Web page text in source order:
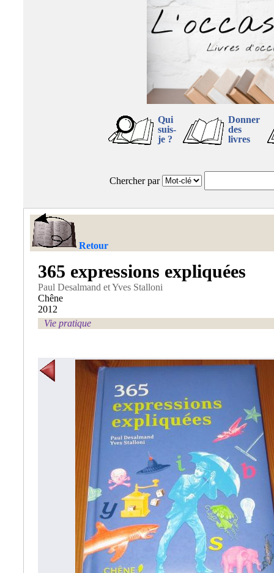
Qui
suis-
je ?
Donner
des
livres
Chercher par
Retour
365 expressions expliquées
Paul Desalmand et Yves Stalloni
Chêne
2012
Vie pratique